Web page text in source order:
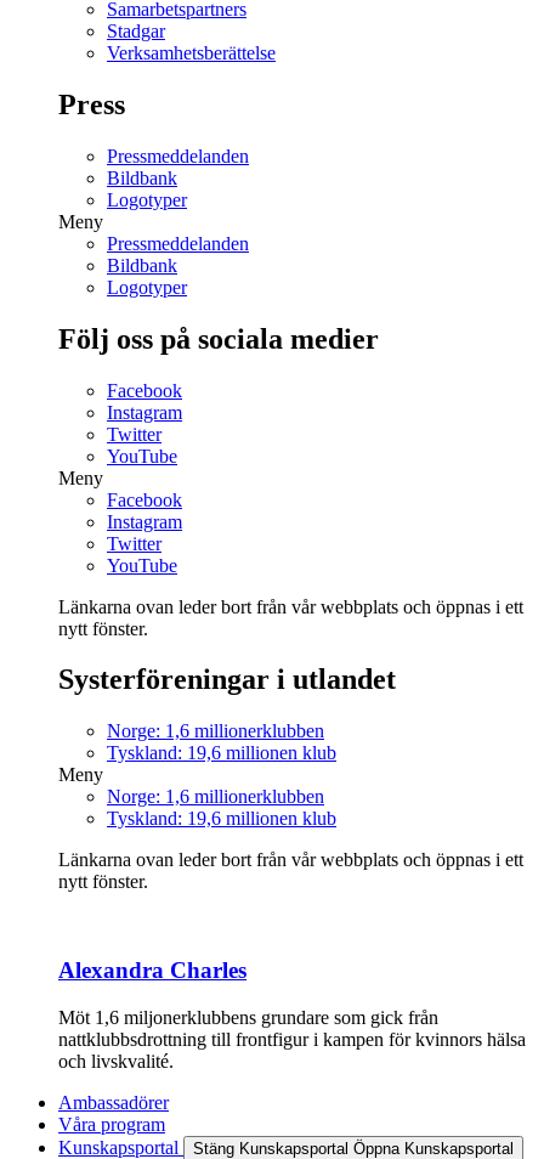
Samarbetspartners
Stadgar
Verksamhetsberättelse
Press
Pressmeddelanden
Bildbank
Logotyper
Meny
Pressmeddelanden
Bildbank
Logotyper
Följ oss på sociala medier
Facebook
Instagram
Twitter
YouTube
Meny
Facebook
Instagram
Twitter
YouTube
Länkarna ovan leder bort från vår webbplats och öppnas i ett
nytt fönster.
Systerföreningar i utlandet
Norge: 1,6 millionerklubben
Tyskland: 19,6 millionen klub
Meny
Norge: 1,6 millionerklubben
Tyskland: 19,6 millionen klub
Länkarna ovan leder bort från vår webbplats och öppnas i ett
nytt fönster.
Alexandra Charles
Möt 1,6 miljonerklubbens grundare som gick från
nattklubbsdrottning till frontfigur i kampen för kvinnors hälsa
och livskvalité.
Ambassadörer
Våra program
Kunskapsportal
Stäng Kunskapsportal Öppna Kunskapsportal